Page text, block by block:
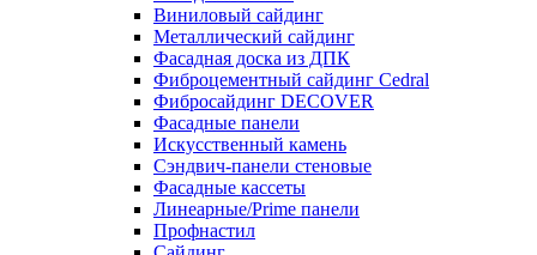
Виниловый сайдинг
Металлический сайдинг
Фасадная доска из ДПК
Фиброцементный сайдинг Cedral
Фибросайдинг DECOVER
Фасадные панели
Искусственный камень
Сэндвич-панели стеновые
Фасадные кассеты
Линеарные/Prime панели
Профнастил